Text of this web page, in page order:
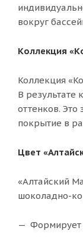
вокруг
Коллекция
Коллекция
В результате
оттенков.
покрытие в
Цвет
«Алтайский
шоколадно-
Формирует